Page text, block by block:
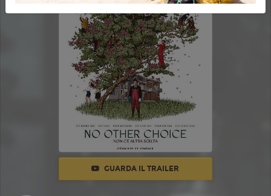
GUARDA IL TRAILER